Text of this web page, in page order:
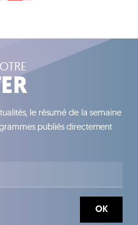
le résumé de la semaine
publiés directement
OK